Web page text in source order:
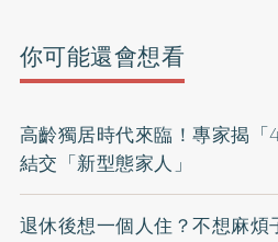
你可能還會想看
高齡獨居時代來臨！專家揭「
結交「新型態家人」
退休後想一個人住？不想麻